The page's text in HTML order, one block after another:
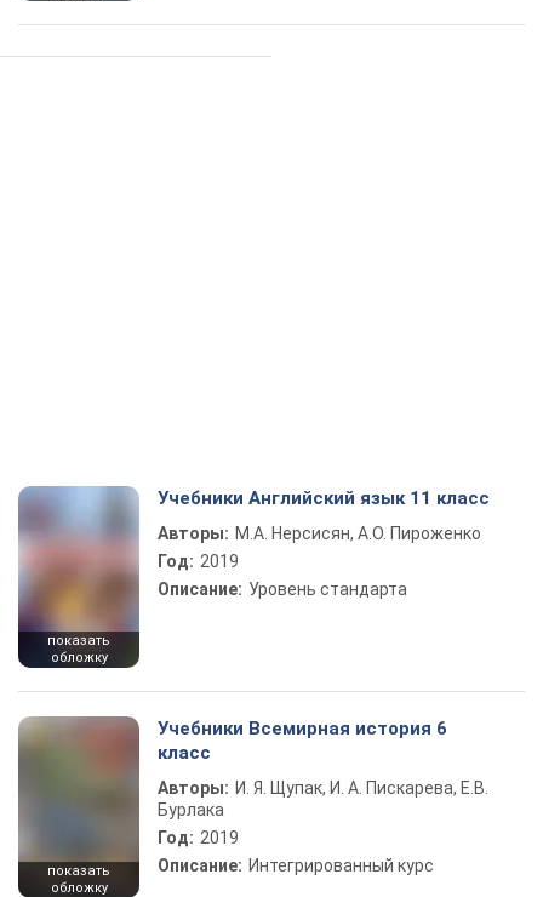
показать
обложку
Учебники Английский язык 11 класс
Авторы: М.А. Нерсисян, А.О. Пироженко
Год: 2019
Описание: Уровень стандарта
показать
обложку
Учебники Всемирная история 6
класс
Авторы: И. Я. Щупак, И. А. Пискарева, Е.В.
Бурлака
Год: 2019
Описание: Интегрированный курс